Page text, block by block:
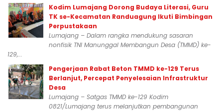
Kodim Lumajang Dorong Budaya Literasi, Guru
TK se-Kecamatan Randuagung Ikuti Bimbingan
Perpustakaan
Lumajang – Dalam rangka mendukung sasaran
nonfisik TNI Manunggal Membangun Desa (TMMD) ke-
129,...
Pengerjaan Rabat Beton TMMD ke-129 Terus
Berlanjut, Percepat Penyelesaian Infrastruktur
Desa
Lumajang – Satgas TMMD ke-129 Kodim
0821/Lumajang terus melanjutkan pembangunan